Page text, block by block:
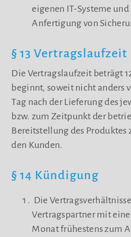
eigenen IT-Systeme
Anfertigung von
§ 13 Vertragslaufzeit
Die Vertragslaufzeit beträgt
beginnt, soweit nicht anders
Tag nach der Lieferung des
bzw. zum Zeitpunkt der
Bereitstellung des Produktes
den Kunden.
§ 14 Kündigung
Die
Vertragspartner mit
Monat frühestens zum